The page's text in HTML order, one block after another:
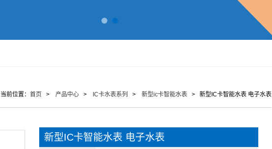
当前位置： 首页 > 产品中心 > IC卡水表系列 > 新型ic卡智能水表 > 新型IC卡智能水表 电子水表
新型IC卡智能水表 电子水表